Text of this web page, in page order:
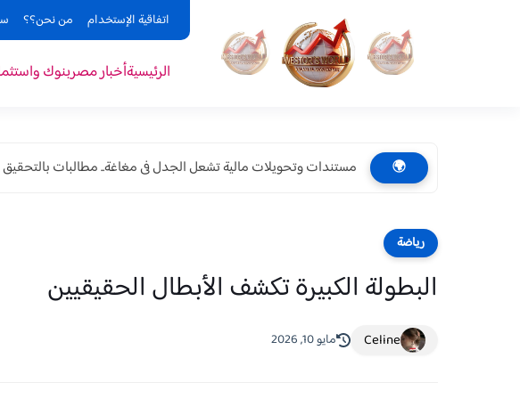
اتفاقية الإستخدام من نحن؟؟
الرئيسيةأخبار مصربنوك
🌍 مستندات وتحويلات مالية تشعل الجدل فى مغاغة.. مطالبات بالتحقيق
رياضة
البطولة الكبيرة تكشف الأبطال الحقيقيين
Celine مايو 10, 2026